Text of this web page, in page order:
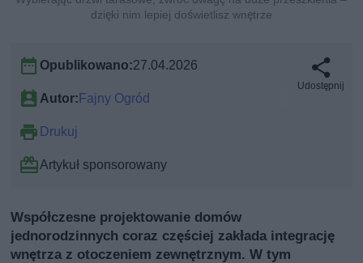
dzięki nim lepiej doświetlisz wnętrze
Opublikowano:27.04.2026
Autor:Fajny Ogród
Drukuj
Artykuł sponsorowany
Udostępnij
Współczesne projektowanie domów
jednorodzinnych coraz częściej zakłada integrację
wnętrza z otoczeniem zewnętrznym. W tym